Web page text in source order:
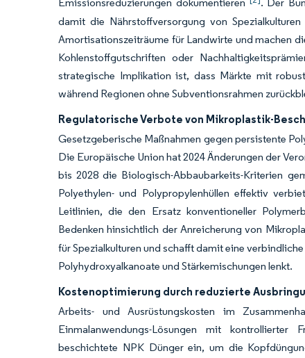
damit die Nährstoffversorgung von
Amortisationszeiträume für Landwirte und machen
Kohlenstoffgutschriften oder
strategische Implikation ist, dass Märkte mit
während Regionen ohne Subventionsrahmen
Regulatorische Verbote von Mikroplastik-
Gesetzgeberische Maßnahmen gegen persistente
Die Europäische Union hat 2024 Änderungen der
bis 2028 die Biologisch-Abbaubarkeits-Kriterien
Polyethylen- und Polypropylenhüllen effektiv
Leitlinien, die den Ersatz konventioneller
Bedenken hinsichtlich der Anreicherung von
für Spezialkulturen und schafft damit eine
Polyhydroxyalkanoate und Stärkemischungen lenkt.
Kostenoptimierung durch reduzierte
Arbeits- und Ausrüstungskosten im
Einmalanwendungs-Lösungen mit kontrollierter
beschichtete NPK Dünger ein, um die